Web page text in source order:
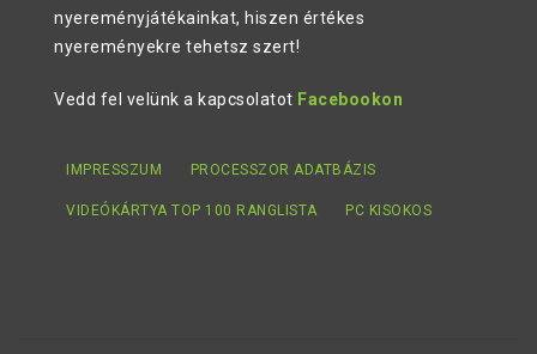
nyereményjátékainkat, hiszen értékes
nyereményekre tehetsz szert!
Vedd fel velünk a kapcsolatot Facebookon
IMPRESSZUM PROCESSZOR ADATBÁZIS
VIDEÓKÁRTYA TOP 100 RANGLISTA PC KISOKOS